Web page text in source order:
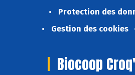
Protection des
Gestion des cookies
Biocoop